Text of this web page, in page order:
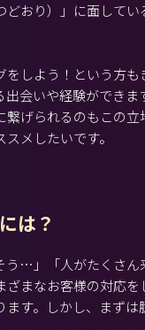
どおり）」に面して
しよう！という方
出会いや経験ができ
繋げられるのもこの
メしたいです。
は？
う…」「人がたくさ
ざまなお客様の対応
す。しかし、まず